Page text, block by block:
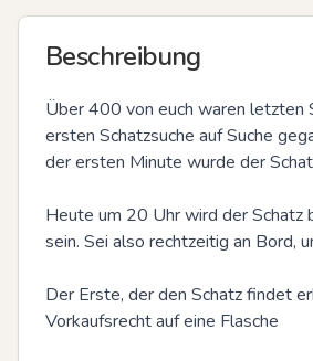
Beschreibung
Über 400 von euch waren letzten
ersten Schatzsuche auf Suche
der ersten Minute wurde der
Heute um 20 Uhr wird der Schatz
sein. Sei also rechtzeitig an Bord,
Der Erste, der den Schatz findet
Vorkaufsrecht auf eine Flasche